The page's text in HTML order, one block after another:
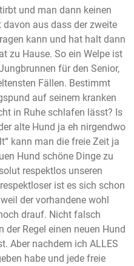
und man dann keinen
aus dass der zweite
kann und hat halt dann
zu Hause. So ein Welpe ist
für den Senior,
Fällen. Bestimmt
auf seinem kranken
in Ruhe schlafen lässt? Is
alte Hund ja eh nirgendwo
kann man die freie Zeit ja
Hund schöne Dinge zu
respektlos unseren
ist es sich schon
der vorhandene wohl
drauf. Nicht falsch
der Regel einen neuen Hund
Aber nachdem ich ALLES
habe und jede freie